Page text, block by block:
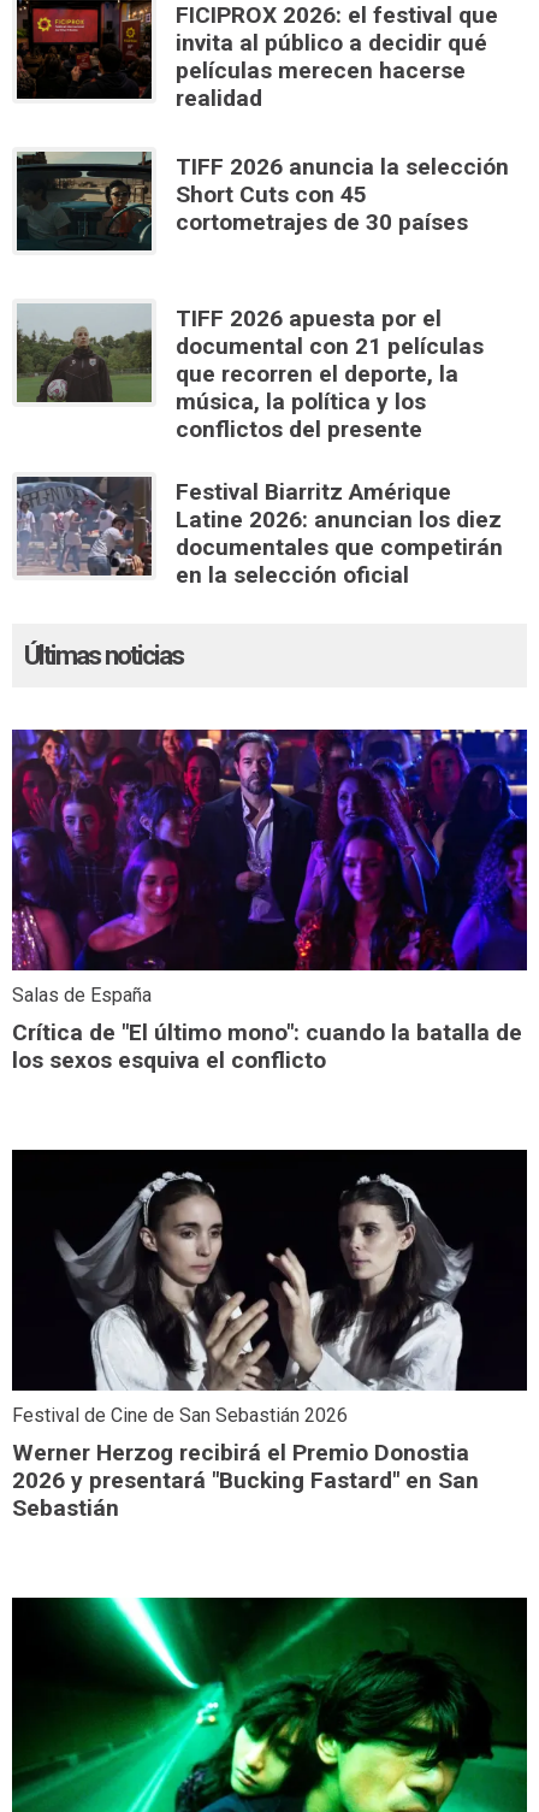
FICIPROX 2026: el festival que
invita al público a decidir qué
películas merecen hacerse
realidad
TIFF 2026 anuncia la selección
Short Cuts con 45
cortometrajes de 30 países
TIFF 2026 apuesta por el
documental con 21 películas
que recorren el deporte, la
música, la política y los
conflictos del presente
Festival Biarritz Amérique
Latine 2026: anuncian los diez
documentales que competirán
en la selección oficial
Últimas noticias
Salas de España
Crítica de "El último mono": cuando la batalla de
los sexos esquiva el conflicto
Festival de Cine de San Sebastián 2026
Werner Herzog recibirá el Premio Donostia
2026 y presentará "Bucking Fastard" en San
Sebastián